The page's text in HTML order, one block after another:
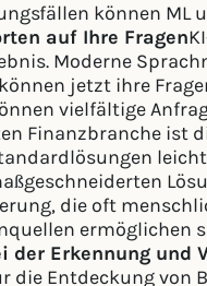
können ML
auf Ihre Fragen
Moderne
jetzt ihre
vielfältige
Finanzbranche ist
die oft
ermöglichen
der Erkennung und
die Entdeckung von